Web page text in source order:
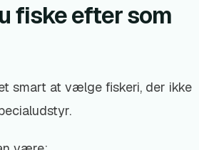
fiske efter som
smart at vælge fiskeri, der ikke